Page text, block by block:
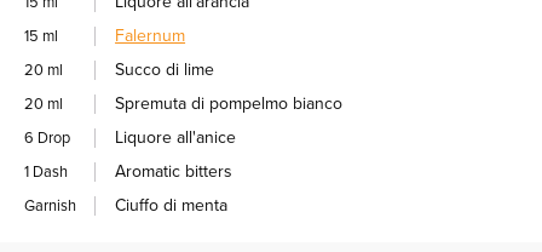
15 ml Falernum
20 ml Succo di lime
20 ml Spremuta di pompelmo bianco
6 Drop Liquore all'anice
1 Dash Aromatic bitters
Garnish Ciuffo di menta